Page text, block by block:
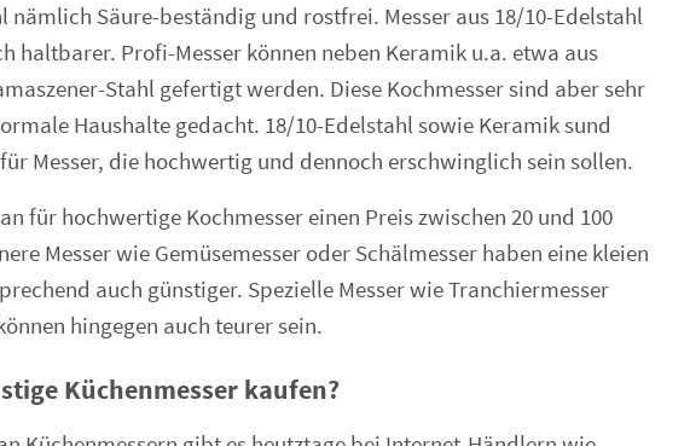
nämlich Säure-beständig und rostfrei. Messer aus 18/10-Edelstahl
haltbarer. Profi-Messer können neben Keramik u.a. etwa aus
Stahl gefertigt werden. Diese Kochmesser sind aber sehr
Haushalte gedacht. 18/10-Edelstahl sowie Keramik sund
Messer, die hochwertig und dennoch erschwinglich sein sollen.
für hochwertige Kochmesser einen Preis zwischen 20 und 100
Messer wie Gemüsemesser oder Schälmesser haben eine kleien
auch günstiger. Spezielle Messer wie Tranchiermesser
hingegen auch teurer sein.
Küchenmesser kaufen?